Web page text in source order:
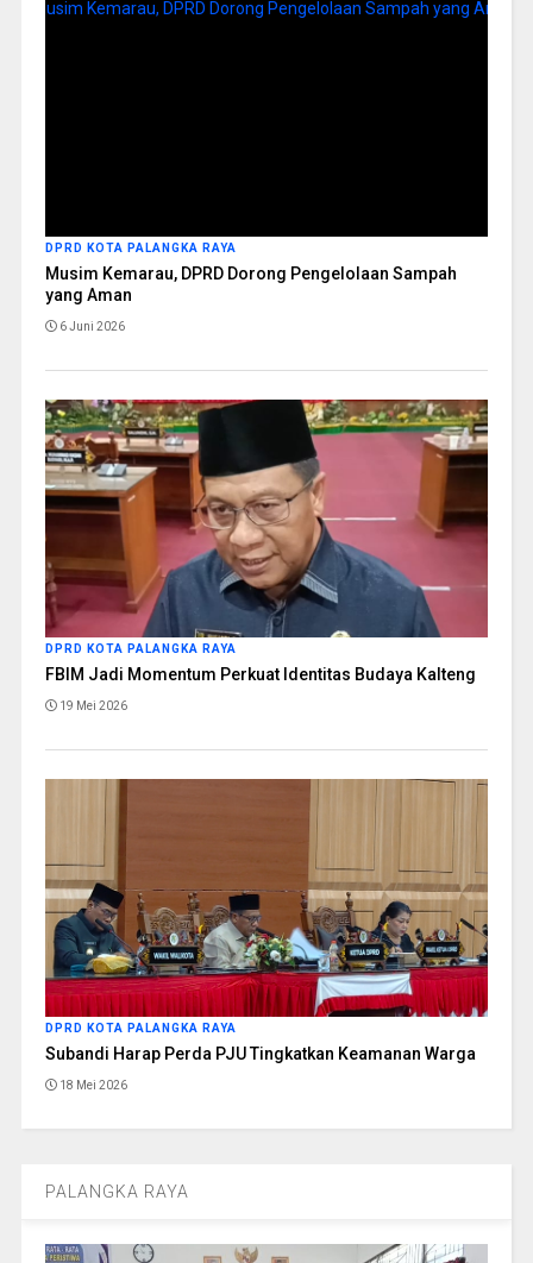
DPRD KOTA PALANGKA RAYA
Musim Kemarau, DPRD Dorong Pengelolaan Sampah
yang Aman
6 Juni 2026
DPRD KOTA PALANGKA RAYA
FBIM Jadi Momentum Perkuat Identitas Budaya Kalteng
19 Mei 2026
DPRD KOTA PALANGKA RAYA
Subandi Harap Perda PJU Tingkatkan Keamanan Warga
18 Mei 2026
PALANGKA RAYA